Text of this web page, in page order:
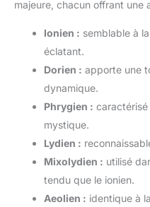
majeure, chacun offrant une
Ionien : semblable à
éclatant.
Dorien : apporte une
dynamique.
Phrygien :
mystique.
Lydien :
Mixolydien : utilisé
tendu que le ionien.
Aeolien : identique à